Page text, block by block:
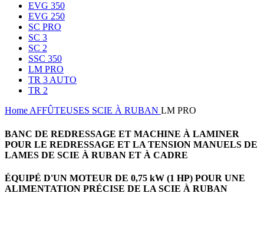
EVG 350
EVG 250
SC PRO
SC 3
SC 2
SSC 350
LM PRO
TR 3 AUTO
TR 2
HomeAFFÛTEUSES SCIE À RUBAN LM PRO
BANC DE REDRESSAGE ET MACHINE À LAMINER
POUR LE REDRESSAGE ET LA TENSION MANUELS DE
LAMES DE SCIE À RUBAN ET À CADRE
ÉQUIPÉ D'UN MOTEUR DE 0,75 kW (1 HP) POUR UNE
ALIMENTATION PRÉCISE DE LA SCIE À RUBAN